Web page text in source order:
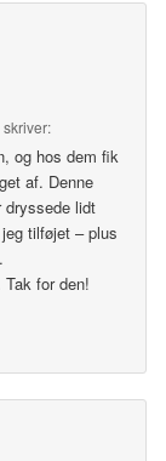
skriver:
og hos dem fik
af. Denne
lidt
tilføjet – plus
for den!